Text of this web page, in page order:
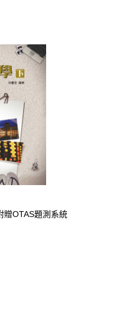
贈OTAS題測系統